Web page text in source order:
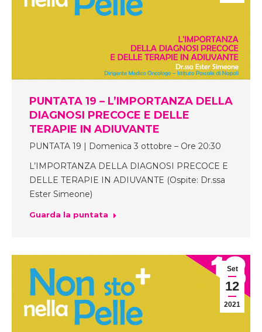
PUNTATA 19 – L’IMPORTANZA DELLA
DIAGNOSI PRECOCE E DELLE
TERAPIE IN ADIUVANTE
PUNTATA 19 | Domenica 3 ottobre – Ore 20:30
L’IMPORTANZA DELLA DIAGNOSI PRECOCE E
DELLE TERAPIE IN ADIUVANTE (Ospite: Dr.ssa
Ester Simeone)
Guarda la puntata
Set
12
2021